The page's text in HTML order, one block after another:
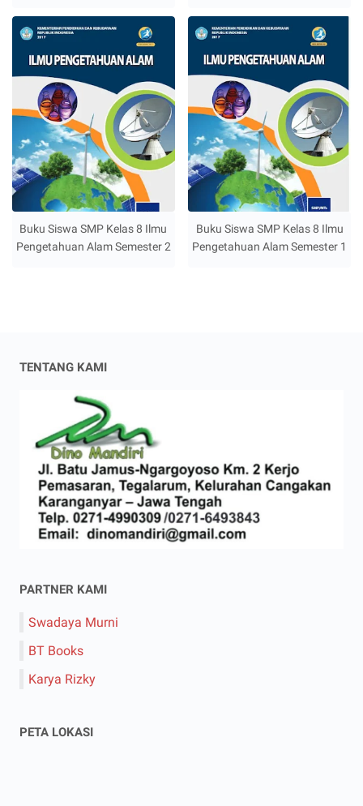
Buku Siswa SMP Kelas 8 Ilmu
Pengetahuan Alam Semester 2
Buku Siswa SMP Kelas 8 Ilmu
Pengetahuan Alam Semester 1
TENTANG KAMI
PARTNER KAMI
Swadaya Murni
BT Books
Karya Rizky
PETA LOKASI